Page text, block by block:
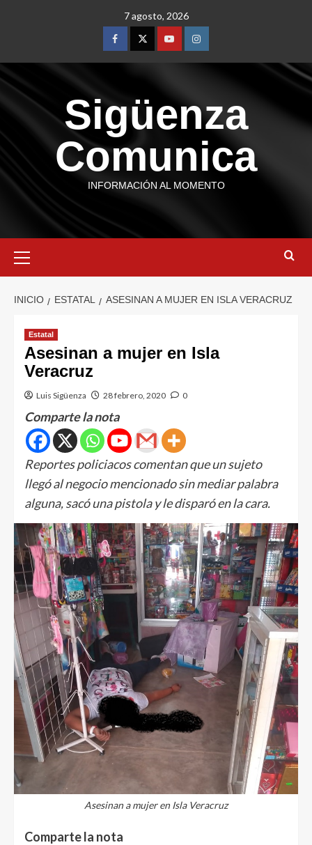
7 agosto, 2026
Sigüenza
Comunica
INFORMACIÓN AL MOMENTO
INICIO ESTATAL ASESINAN A MUJER EN ISLA VERACRUZ
Estatal
Asesinan a mujer en Isla
Veracruz
Luis Sigüenza 28 febrero, 2020 0
Comparte la nota
Reportes policiacos comentan que un sujeto
llegó al negocio mencionado sin mediar palabra
alguna, sacó una pistola y le disparó en la cara.
Asesinan a mujer en Isla Veracruz
Comparte la nota